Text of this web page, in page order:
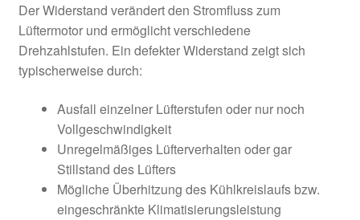
Der Widerstand verändert den Stromfluss zum
Lüftermotor und ermöglicht verschiedene
Drehzahlstufen. Ein defekter Widerstand zeigt sich
typischerweise durch:
Ausfall einzelner Lüfterstufen oder nur noch
Vollgeschwindigkeit
Unregelmäßiges Lüfterverhalten oder gar
Stillstand des Lüfters
Mögliche Überhitzung des Kühlkreislaufs bzw.
eingeschränkte Klimatisierungsleistung